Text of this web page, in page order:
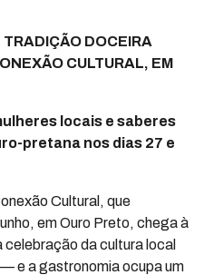
DOCEIRA
CULTURAL, EM
locais e saberes
pretana nos dias 27 e
Cultural, que
em Ouro Preto, chega à
da cultura local
e a gastronomia ocupa um